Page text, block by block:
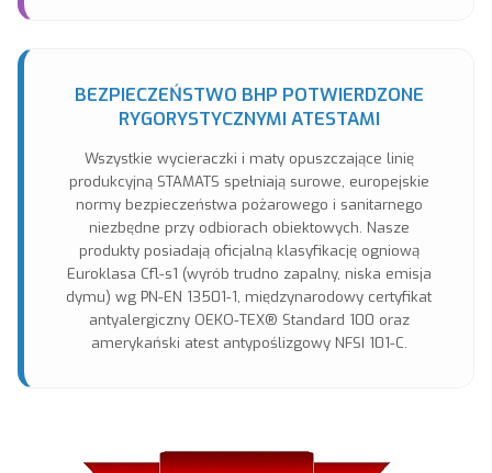
BEZPIECZEŃSTWO BHP POTWIERDZONE
RYGORYSTYCZNYMI ATESTAMI
Wszystkie wycieraczki i maty opuszczające linię
produkcyjną STAMATS spełniają surowe, europejskie
normy bezpieczeństwa pożarowego i sanitarnego
niezbędne przy odbiorach obiektowych. Nasze
produkty posiadają oficjalną klasyfikację ogniową
Euroklasa Cfl-s1 (wyrób trudno zapalny, niska emisja
dymu) wg PN-EN 13501-1, międzynarodowy certyfikat
antyalergiczny OEKO-TEX® Standard 100 oraz
amerykański atest antypoślizgowy NFSI 101-C.